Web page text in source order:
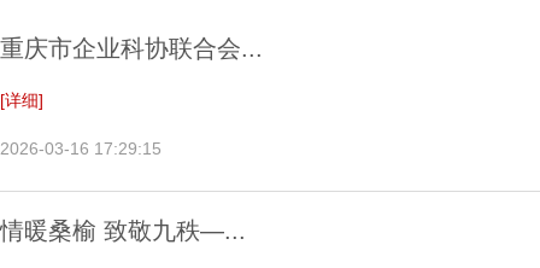
重庆市企业科协联合会...
[详细]
2026-03-16 17:29:15
情暖桑榆 致敬九秩—...